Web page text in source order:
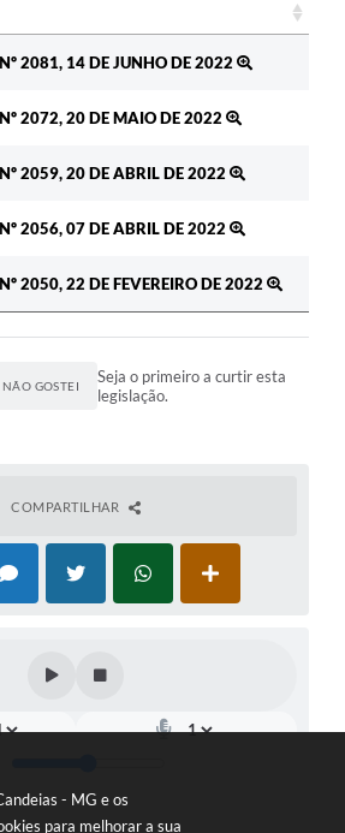
- MG e os
para melhorar a sua
2081, 14 DE JUNHO DE 2022
2072, 20 DE MAIO DE 2022
2059, 20 DE ABRIL DE 2022
2056, 07 DE ABRIL DE 2022
2050, 22 DE FEVEREIRO DE 2022
NÃO GOSTEI
Seja o primeiro a curtir esta
legislação.
COMPARTILHAR